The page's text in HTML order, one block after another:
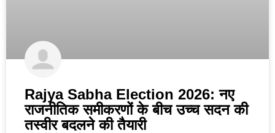
Rajya Sabha Election 2026: नए
राजनीतिक समीकरणों के बीच उच्च सदन की
तस्वीर बदलने की तैयारी